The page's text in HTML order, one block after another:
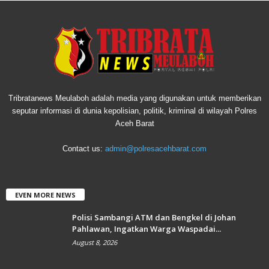
Tribratanews Meulaboh adalah media yang digunakan untuk memberikan
seputar informasi di dunia kepolisian, politik, kriminal di wilayah Polres
Aceh Barat
Contact us: admin@polresacehbarat.com
EVEN MORE NEWS
Polisi Sambangi ATM dan Bengkel di Johan
Pahlawan, Ingatkan Warga Waspadai...
August 8, 2026